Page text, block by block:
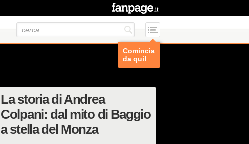
Comincia
da qui!
La storia di Andrea
Colpani: dal mito di Baggio
a stella del Monza